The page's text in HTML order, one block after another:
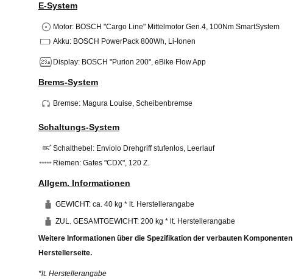
E-System
Motor: BOSCH "Cargo Line" Mittelmotor Gen.4, 100Nm SmartSystem
Akku: BOSCH PowerPack 800Wh, Li-Ionen
Display: BOSCH "Purion 200", eBike Flow App
Brems-System
Bremse: Magura Louise, Scheibenbremse
Schaltungs-System
Schalthebel: Enviolo Drehgriff stufenlos, Leerlauf
Riemen: Gates "CDX", 120 Z.
Allgem. Informationen
GEWICHT: ca. 40 kg * lt. Herstellerangabe
ZUL. GESAMTGEWICHT: 200 kg * lt. Herstellerangabe
Weitere Informationen über die Spezifikation der verbauten Komponenten
Herstellerseite.
*lt. Herstellerangabe